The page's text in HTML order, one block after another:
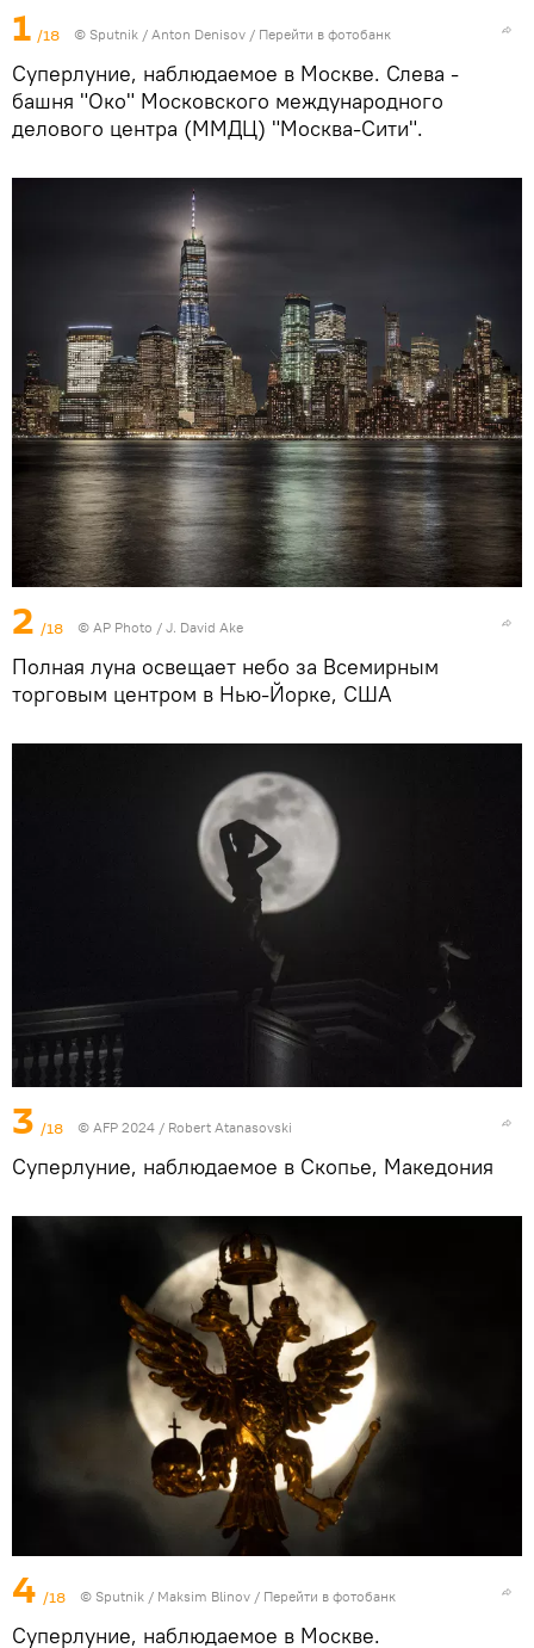
1 /18 © Sputnik / Anton Denisov / Перейти в фотобанк
Суперлуние, наблюдаемое в Москве. Слева -
башня "Око" Московского международного
делового центра (ММДЦ) "Москва-Сити".
2 /18 © AP Photo / J. David Ake
Полная луна освещает небо за Всемирным
торговым центром в Нью-Йорке, США
3 /18 © AFP 2024 / Robert Atanasovski
Суперлуние, наблюдаемое в Скопье, Македония
4 /18 © Sputnik / Maksim Blinov / Перейти в фотобанк
Суперлуние, наблюдаемое в Москве.